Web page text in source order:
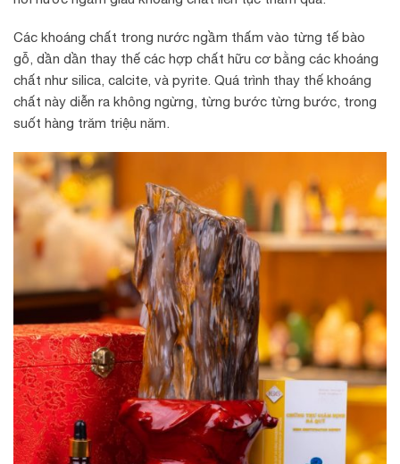
Các khoáng chất trong nước ngầm thấm vào từng tế bào
gỗ, dần dần thay thế các hợp chất hữu cơ bằng các khoáng
chất như silica, calcite, và pyrite. Quá trình thay thế khoáng
chất này diễn ra không ngừng, từng bước từng bước, trong
suốt hàng trăm triệu năm.